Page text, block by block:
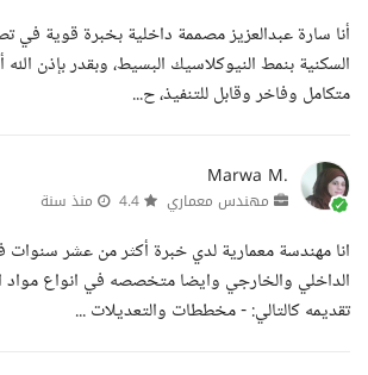
أنا سارة عبدالعزيز مصممة داخلية بخبرة قوية في
السكنية بنمط النيوكلاسيك البسيط، وبقدر بإذن
متكامل وفاخر وقابل للتنفيذ، ح...
Marwa M.
مهندس معماري منذ سنة
انا مهندسة معمارية لدي خبرة أكثر من عشر
الداخلي والخارجي وايضا متخصصه في انواع
تقديمه كالتالي: - مخططات والتعديلات ...